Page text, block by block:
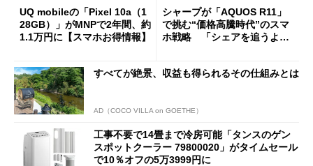
UQ mobileの「Pixel 10a（1
28GB）」がMNPで2年間、約
1.1万円に【スマホお得情報】
シャープが「AQUOS R11」
で挑む“価格高騰時代”のスマ
ホ戦略 「シェアを追うより
すべてが絶景、収益も得られるその仕組みとは
AD（COCO VILLA on GOETHE）
工事不要で14畳まで冷房可能「タンスのゲン
スポットクーラー 79800020」がタイムセール
で10％オフの5万3999円に